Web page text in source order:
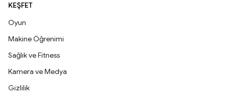
KEŞFET
Oyun
Makine Öğrenimi
Sağlık ve Fitness
Kamera ve Medya
Gizlilik